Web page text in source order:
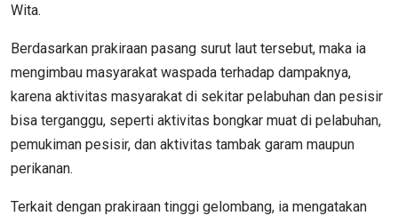
Wita.
Berdasarkan prakiraan pasang surut laut tersebut, maka ia
mengimbau masyarakat waspada terhadap dampaknya,
karena aktivitas masyarakat di sekitar pelabuhan dan pesisir
bisa terganggu, seperti aktivitas bongkar muat di pelabuhan,
pemukiman pesisir, dan aktivitas tambak garam maupun
perikanan.
Terkait dengan prakiraan tinggi gelombang, ia mengatakan